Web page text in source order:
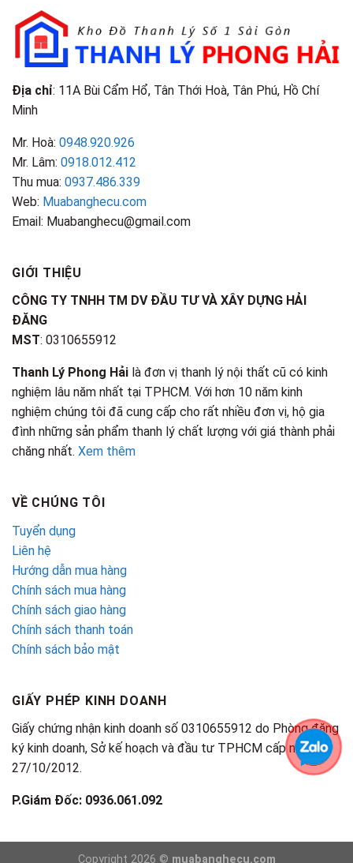
Điểm
Nhận
Biết
Địa chỉ: 11A Bùi Cẩm Hổ, Tân Thới Hoà, Tân Phú, Hồ Chí
Minh
Mr. Hoà: 0948.920.926
Mr. Lâm: 0918.012.412
Thu mua: 0937.486.339
Web: Muabanghecu.com
Email: Muabanghecu@gmail.com
GIỚI THIỆU
CÔNG TY TNHH TM DV ĐẦU TƯ VÀ XÂY DỰNG HẢI
ĐĂNG
MST: 0310655912
Thanh Lý Phong Hải là đơn vị thanh lý nội thất cũ có kinh
nghiệm lâu năm nhất tại TPHCM. Với hơn 10 năm kinh
nghiệm chúng tôi đã cung cấp cho rất nhiều đơn vị, hộ gia
đình những sản phẩm thanh lý chất lượng với giá thành phải
chăng nhất. Xem thêm
VỀ CHÚNG TÔI
Tuyển dụng
Liên hệ
Hướng dẫn mua hàng
Chính sách mua hàng
Chính sách giao hàng
Chính sách thanh toán
Chính sách bảo mật
GIẤY PHÉP KINH DOANH
Giấy chứng nhận kinh doanh số 0310655912 do Phòng đăng
ký kinh doanh, Sở kế hoạch và đầu tư TPHCM cấp ngày
27/10/2012.
P.Giám Đốc: 0936.061.092
Copyright 2026 © muabanghecu.com